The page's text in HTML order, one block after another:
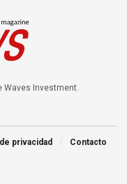
Waves Investment
privacidad Contacto